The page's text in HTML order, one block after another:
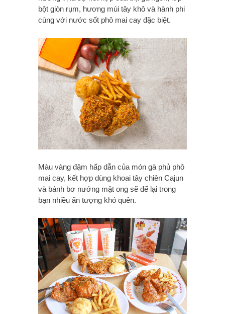
bột giòn rụm, hương mùi tây khô và hành phi
cùng với nước sốt phô mai cay đặc biệt.
Màu vàng đậm hấp dẫn của món gà phủ phô
mai cay, kết hợp dùng khoai tây chiên Cajun
và bánh bơ nướng mật ong sẽ để lại trong
bạn nhiều ấn tượng khó quên.